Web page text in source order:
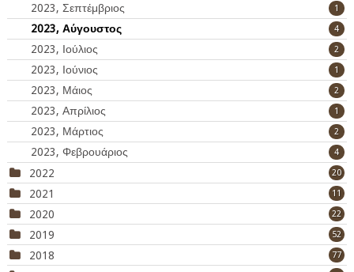
2023, Σεπτέμβριος 1
2023, Αύγουστος 4
2023, Ιούλιος 2
2023, Ιούνιος 1
2023, Μάιος 2
2023, Απρίλιος 1
2023, Μάρτιος 2
2023, Φεβρουάριος 4
2022 20
2021 11
2020 22
2019 52
2018 77